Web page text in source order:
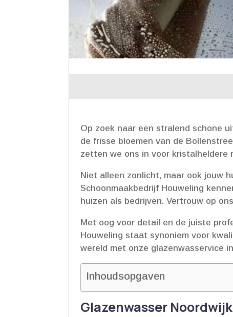
Op zoek naar een stralend schone
de frisse bloemen van de
zetten we ons in voor kristalheldere
Niet alleen zonlicht, maar ook jouw
Schoonmaakbedrijf Houweling
huizen als bedrijven.​ Vertrouw op
Met oog voor detail en de juiste
Houweling staat synoniem voor
wereld met onze glazenwasservice
Inhoudsopgaven
Glazenwasser